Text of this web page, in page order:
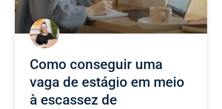
Como conseguir uma
vaga de estágio em meio
à escassez de